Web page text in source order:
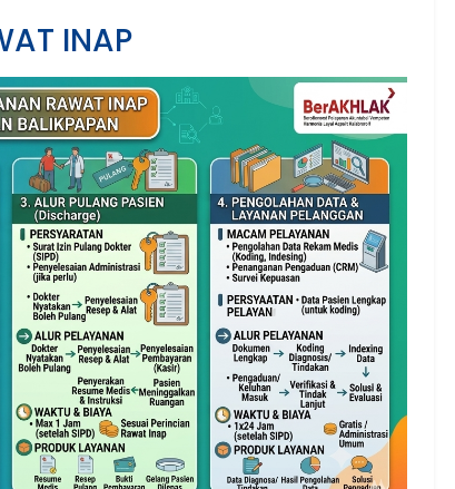
SK Standar Pelayanan
IGD
Rawat Inap
Rawat Jalan
Radiologi
Laboratorium
Farmasi
Instalasi Perawatan Intensif
Rekam Medis
INAP